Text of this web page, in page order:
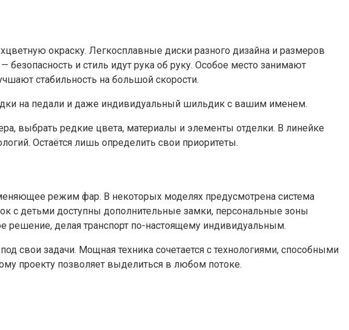
окраску. Легкосплавные диски разного дизайна и размеров
безопасность и стиль идут рука об руку. Особое место занимают
стабильность на большой скорости.
на педали и даже индивидуальный шильдик с вашим именем.
выбрать редкие цвета, материалы и элементы отделки. В линейке
Остаётся лишь определить свои приоритеты.
режим фар. В некоторых моделях предусмотрена система
с детьми доступны дополнительные замки, персональные зоны
решение, делая транспорт по-настоящему индивидуальным.
свои задачи. Мощная техника сочетается с технологиями, способными
проекту позволяет выделиться в любом потоке.